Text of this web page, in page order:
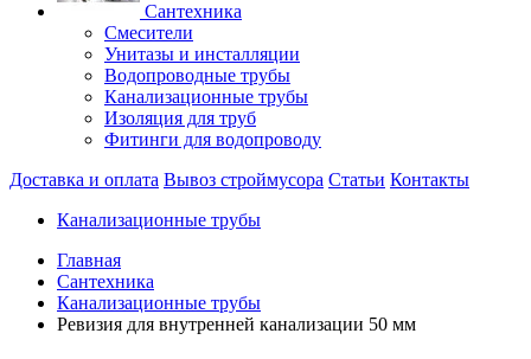
Сантехника
Смесители
Унитазы и инсталляции
Водопроводные трубы
Канализационные трубы
Изоляция для труб
Фитинги для водопроводу
Доставка и оплата Вывоз строймусора Статьи Контакты
Канализационные трубы
Главная
Сантехника
Канализационные трубы
Ревизия для внутренней канализации 50 мм